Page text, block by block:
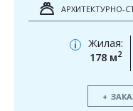
АРХИТЕКТУРНО-
i
Жилая:
178 м2